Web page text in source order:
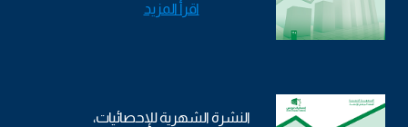
اقرأ المزيد
النشرة الشهرية للإحصائيات،